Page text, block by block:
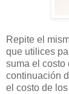
Repite el
que utilices
suma el costo
continuación
el costo de